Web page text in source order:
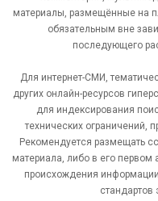
материалы, размещённые на
обязательным вне
последующего
Для интернет-СМИ,
других онлайн-ресурсов
для индексирования
технических ограничений,
Рекомендуется размещать
материала, либо в его первом
происхождения
стандартов